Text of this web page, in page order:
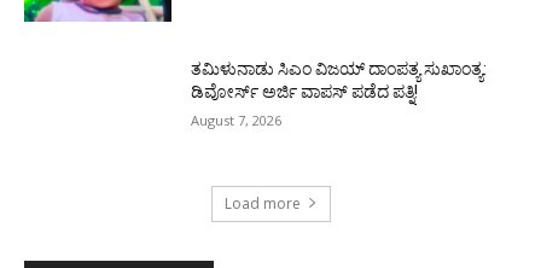
ತಮಿಳುನಾಡು ಸಿಎಂ ವಿಜಯ್‌ ದಾಂಪತ್ಯ ಸುಖಾಂತ್ಯ:
ಡಿವೋರ್ಸ್‌ ಅರ್ಜಿ ವಾಪಸ್‌ ಪಡೆದ ಪತ್ನಿ!
August 7, 2026
Load more